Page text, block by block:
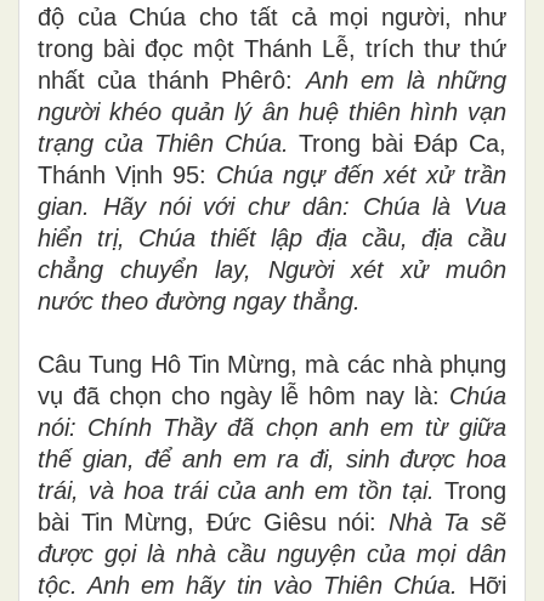
độ của Chúa cho tất cả mọi người, như
trong bài đọc một Thánh Lễ, trích thư thứ
nhất của thánh Phêrô:Anh em là những
người khéo quản lý ân huệ thiên hình vạn
trạng của Thiên Chúa.Trong bài Đáp Ca,
Thánh Vịnh 95: Chúa ngự đến xét xử trần
gian. Hãy nói với chư dân: Chúa là Vua
hiển trị, Chúa thiết lập địa cầu, địa cầu
chẳng chuyển lay, Người xét xử muôn
nước theo đường ngay thẳng.
Câu Tung Hô Tin Mừng, mà các nhà phụng
vụ đã chọn cho ngày lễ hôm nay là: Chúa
nói: Chính Thầy đã chọn anh em từ giữa
thế gian, để anh em ra đi, sinh được hoa
trái, và hoa trái của anh em tồn tại. Trong
bài Tin Mừng, Đức Giêsu nói: Nhà Ta sẽ
được gọi là nhà cầu nguyện của mọi dân
tộc. Anh em hãy tin vào Thiên Chúa. Hỡi